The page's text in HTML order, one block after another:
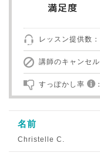
満足度
レッスン提供数：
講師のキャンセ
すっぽかし率 ：
名前
Christelle C.